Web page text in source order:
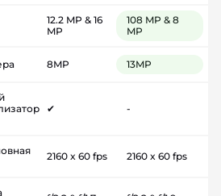
12.2 MP & 16
MP
108 MP & 8
MP
8MP 13MP
✔ -
2160 x 60 fps 2160 x 60 fps